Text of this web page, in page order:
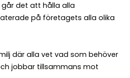
det att hålla alla
på företagets alla olika
där alla vet vad som behöver
jobbar tillsammans mot